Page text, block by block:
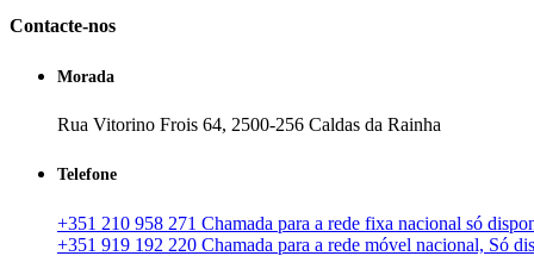
Contacte-nos
Morada
Rua Vitorino Frois 64, 2500-256 Caldas da Rainha
Telefone
+351 210 958 271 Chamada para a rede fixa nacional só
+351 919 192 220 Chamada para a rede móvel nacional, Só